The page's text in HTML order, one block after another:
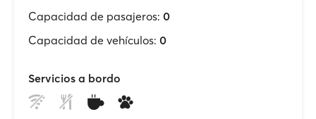
Capacidad de pasajeros: 0
Capacidad de vehículos: 0
Servicios a bordo